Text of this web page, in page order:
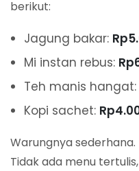
berikut:
Jagung bakar:
Mi instan rebus:
Teh manis hangat:
Kopi sachet:
Warungnya
Tidak ada menu